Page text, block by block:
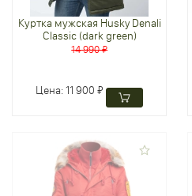
Куртка мужская Husky Denali
Classic (dark green)
14 990 ₽
Цена:11 900 ₽